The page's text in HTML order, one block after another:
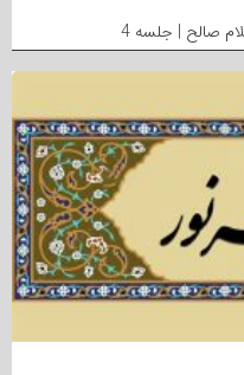
صالح | جلسه 4